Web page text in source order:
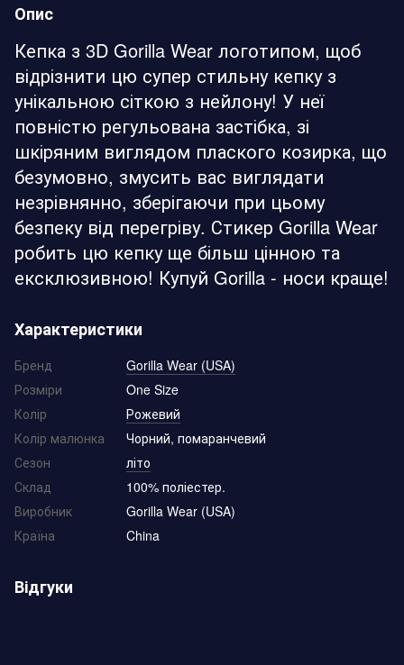
Опис
Кепка з 3D Gorilla Wear логотипом, щоб
відрізнити цю супер стильну кепку з
унікальною сіткою з нейлону! У неї
повністю регульована застібка, зі
шкіряним виглядом плаского козирка, що
безумовно, змусить вас виглядати
незрівнянно, зберігаючи при цьому
безпеку від перегріву. Стикер Gorilla Wear
робить цю кепку ще більш цінною та
ексклюзивною! Купуй Gorilla - носи краще!
Характеристики
Бренд
Gorilla Wear (USA)
Розміри
One Size
Колір
Рожевий
Колір малюнка
Чорний, помаранчевий
Сезон
літо
Склад
100% поліестер.
Виробник
Gorilla Wear (USA)
Країна
China
Відгуки